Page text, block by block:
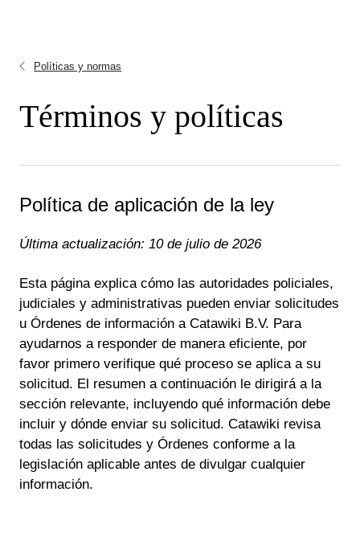
Políticas y normas
Términos y políticas
Política de aplicación de la ley
Última actualización: 10 de julio de 2026
Esta página explica cómo las autoridades policiales,
judiciales y administrativas pueden enviar solicitudes
u Órdenes de información a Catawiki B.V. Para
ayudarnos a responder de manera eficiente, por
favor primero verifique qué proceso se aplica a su
solicitud. El resumen a continuación le dirigirá a la
sección relevante, incluyendo qué información debe
incluir y dónde enviar su solicitud. Catawiki revisa
todas las solicitudes y Órdenes conforme a la
legislación aplicable antes de divulgar cualquier
información.